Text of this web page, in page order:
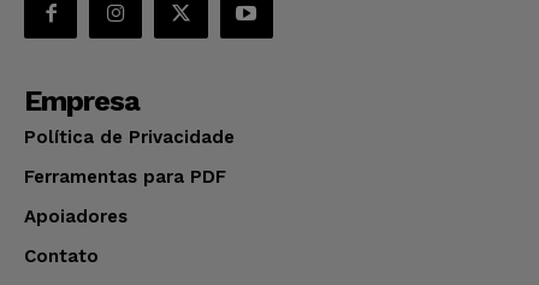
Empresa
Política de Privacidade
Ferramentas para PDF
Apoiadores
Contato